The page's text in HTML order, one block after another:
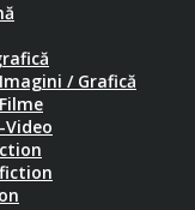
Imagini / Grafică
Filme